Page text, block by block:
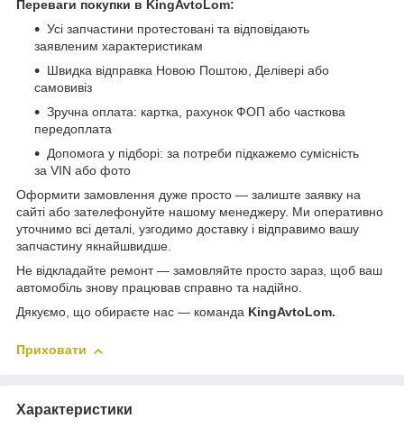
Переваги покупки в KingAvtoLom:
Усі запчастини протестовані та відповідають
заявленим характеристикам
Швидка відправка Новою Поштою, Делівері або
самовивіз
Зручна оплата: картка, рахунок ФОП або часткова
передоплата
Допомога у підборі: за потреби підкажемо сумісність
за VIN або фото
Оформити замовлення дуже просто — залиште заявку на
сайті або зателефонуйте нашому менеджеру. Ми оперативно
уточнимо всі деталі, узгодимо доставку і відправимо вашу
запчастину якнайшвидше.
Не відкладайте ремонт — замовляйте просто зараз, щоб ваш
автомобіль знову працював справно та надійно.
Дякуємо, що обираєте нас — команда KingAvtoLom.
Приховати
Характеристики